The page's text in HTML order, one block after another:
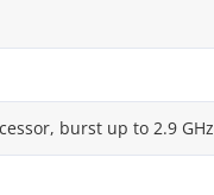
burst up to 2.9 GHz